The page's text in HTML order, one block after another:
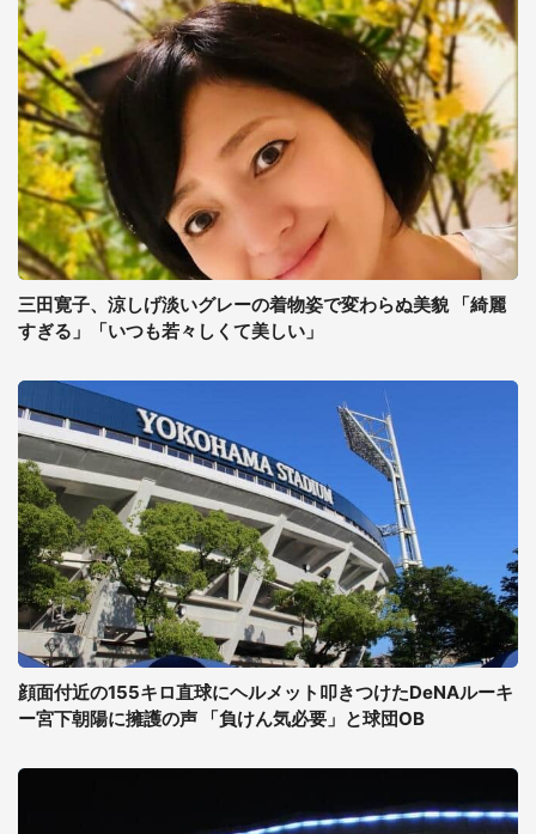
三田寛子、涼しげ淡いグレーの着物姿で変わらぬ美貌 「綺麗
すぎる」「いつも若々しくて美しい」
顔面付近の155キロ直球にヘルメット叩きつけたDeNAルーキ
ー宮下朝陽に擁護の声 「負けん気必要」と球団OB